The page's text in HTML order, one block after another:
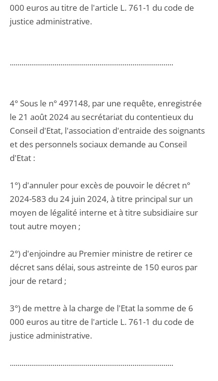
000 euros au titre de l'article L. 761-1 du code de
justice administrative.
....................................................................................
4° Sous le n° 497148, par une requête, enregistrée
le 21 août 2024 au secrétariat du contentieux du
Conseil d'Etat, l'association d'entraide des soignants
et des personnels sociaux demande au Conseil
d'Etat :
1°) d'annuler pour excès de pouvoir le décret n°
2024-583 du 24 juin 2024, à titre principal sur un
moyen de légalité interne et à titre subsidiaire sur
tout autre moyen ;
2°) d'enjoindre au Premier ministre de retirer ce
décret sans délai, sous astreinte de 150 euros par
jour de retard ;
3°) de mettre à la charge de l'Etat la somme de 6
000 euros au titre de l'article L. 761-1 du code de
justice administrative.
....................................................................................